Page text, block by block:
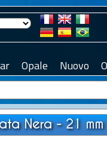
Opale Nuovo
Nera - 21 mm